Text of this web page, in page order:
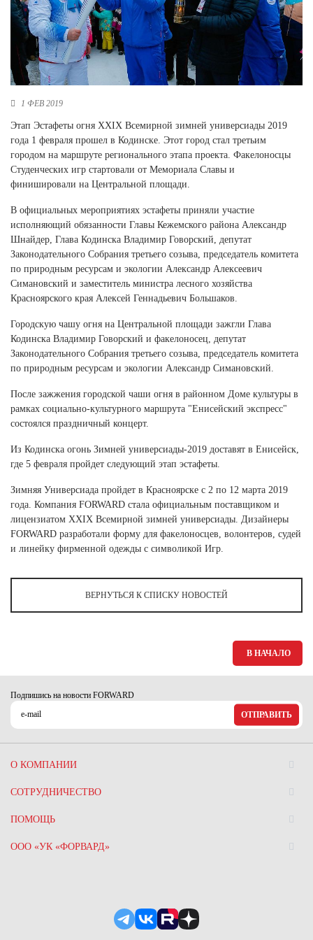
Новосибирская область (3)
Омская область (5)
Республика Башкортостан (3)
Республика Крым (1)
Ростовская область (2)
Самарская область (1)
Санкт-Петербург и ЛО (3)
Саратовская область (1)
Свердловская область (5)
Северная Осетия (2)
Смоленская область (1)
Ставропольский край (5)
Томская область (1)
Тульская область (1)
Тюменская область (3)
Хакасия (1)
Челябинская область (2)
Ямало-Ненецкий автономный округ (1)
1 ФЕВ 2019
Этап Эстафеты огня XXIX Всемирной зимней универсиады 2019
года 1 февраля прошел в Кодинске. Этот город стал третьим
городом на маршруте регионального этапа проекта. Факелоносцы
Студенческих игр стартовали от Мемориала Славы и
финишировали на Центральной площади.
В официальных мероприятиях эстафеты приняли участие
исполняющий обязанности Главы Кежемского района Александр
Шнайдер, Глава Кодинска Владимир Говорский, депутат
Законодательного Собрания третьего созыва, председатель комитета
по природным ресурсам и экологии Александр Алексеевич
Симановский и заместитель министра лесного хозяйства
Красноярского края Алексей Геннадьевич Большаков.
Городскую чашу огня на Центральной площади зажгли Глава
Кодинска Владимир Говорский и факелоносец, депутат
Законодательного Собрания третьего созыва, председатель комитета
по природным ресурсам и экологии Александр Симановский.
После зажжения городской чаши огня в районном Доме культуры в
рамках социально-культурного маршрута "Енисейский экспресс"
состоялся праздничный концерт.
Из Кодинска огонь Зимней универсиады-2019 доставят в Енисейск,
где 5 февраля пройдет следующий этап эстафеты.
Зимняя Универсиада пройдет в Красноярске с 2 по 12 марта 2019
года. Компания FORWARD стала официальным поставщиком и
лицензиатом XXIX Всемирной зимней универсиады. Дизайнеры
FORWARD разработали форму для факелоносцев, волонтеров, судей
и линейку фирменной одежды c символикой Игр.
ВЕРНУТЬСЯ К СПИСКУ НОВОСТЕЙ
В НАЧАЛО
Подпишись на новости FORWARD
ОТПРАВИТЬ
О КОМПАНИИ
СОТРУДНИЧЕСТВО
ПОМОЩЬ
ООО «УК «ФОРВАРД»